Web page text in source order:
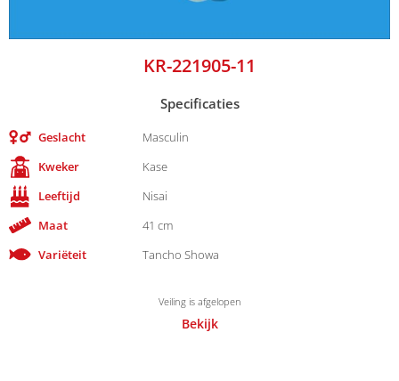
KR-221905-11
Specificaties
Geslacht
Masculin
Kweker
Kase
Leeftijd
Nisai
Maat
41 cm
Variëteit
Tancho Showa
Veiling is afgelopen
Bekijk